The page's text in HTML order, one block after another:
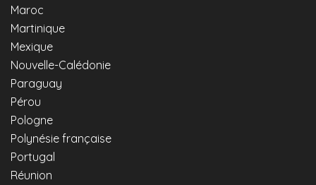
Maroc
Martinique
Mexique
Nouvelle-Calédonie
Paraguay
Pérou
Pologne
Polynésie française
Portugal
Réunion